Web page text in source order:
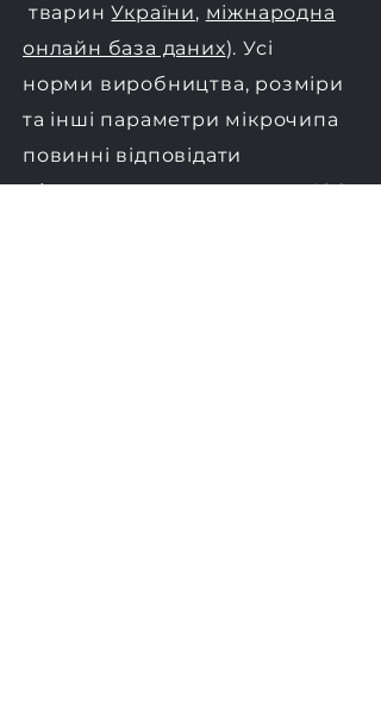
тваринУкраїни, міжнародна
онлайн база даних). Усі
норми виробництва, розміри
та інші параметри мікрочипа
повинні відповідати
міжнародним стан дартам ISO